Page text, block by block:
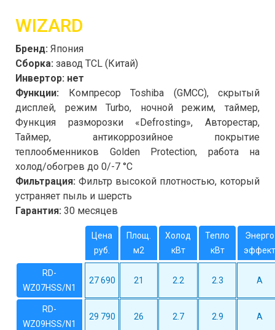
WIZARD
Бренд: Япония
Сборка: завод TCL (Китай)
Инвертор: нет
Функции: Компресор Toshiba (GMCC), скрытый
дисплей, режим Turbo, ночной режим, таймер,
Функция разморозки «Defrosting», Авторестар,
Таймер, антикоррозийное покрытие
теплообменников Golden Protection, работа на
холод/обогрев до 0/-7 °C
Фильтрация: Фильтр высокой плотностью, который
устраняет пыль и шерсть
Гарантия: 30 месяцев
Цена
руб.
Площ.
м2
Холод
кВт
Тепло
кВт
Энерго
эффект
RD-
WZ07HSS/N1
27 690 21 2.2 2.3 A
RD-
WZ09HSS/N1
29 790 26 2.7 2.9 A